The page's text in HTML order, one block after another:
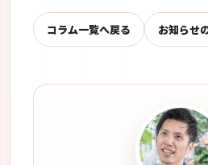
コラム一覧へ戻る お知らせ